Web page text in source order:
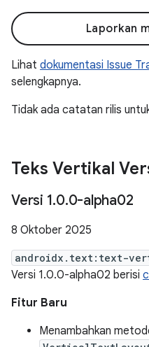
Laporkan
Lihat dokumentasi Issue
selengkapnya.
Tidak ada catatan rilis
Teks Vertikal
Versi 1.0.0-alpha02
8 Oktober 2025
androidx.text:text-
Versi 1.0.0-alpha02 berisi
Fitur Baru
Menambahkan